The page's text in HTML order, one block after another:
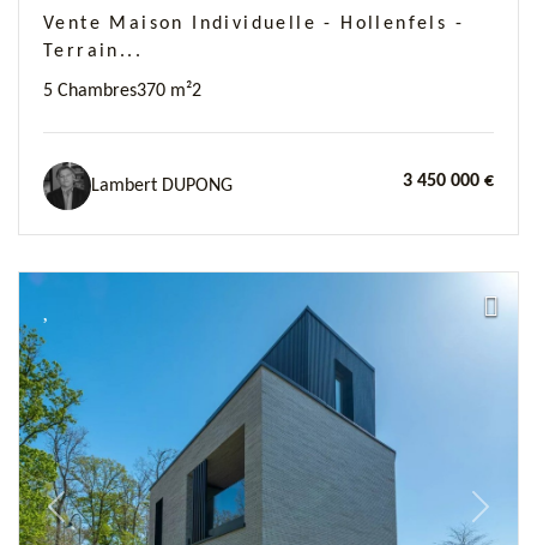
Vente Maison Individuelle - Hollenfels -
Terrain...
5 Chambres370 m²2
Lambert DUPONG 3 450 000 €
Previous Next